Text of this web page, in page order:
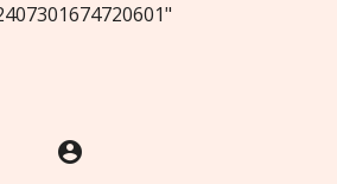
account_circle